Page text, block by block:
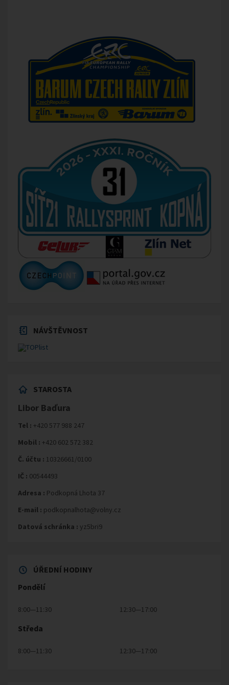
NÁVŠTĚVNOST
STAROSTA
Libor Baďura
Tel : +420 577 988 247
Mobil : +420 602 572 382
Č. účtu : 10326661/0100
IČ : 00544493
Adresa : Podkopná Lhota 37
E-mail : podkopnalhota@volny.cz
Datová schránka : yz5bri9
ÚŘEDNÍ HODINY
Pondělí
8:00—11:30 12:30—17:00
Středa
8:00—11:30 12:30—17:00